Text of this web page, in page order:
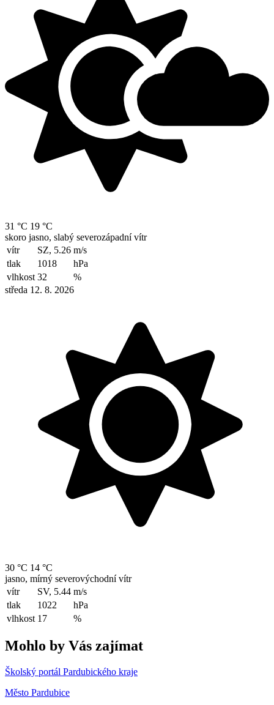
31 °C 19 °C
skoro jasno, slabý severozápadní vítr
vítr
SZ, 5.26 m/s
tlak
1018
hPa
vlhkost 32
%
středa 12. 8. 2026
30 °C 14 °C
jasno, mírný severovýchodní vítr
vítr
SV, 5.44 m/s
tlak
1022
hPa
vlhkost 17 %
Mohlo by Vás zajímat
Školský portál Pardubického kraje
Město Pardubice